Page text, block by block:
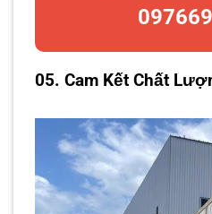
05. Cam Kết Chất